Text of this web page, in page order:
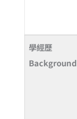
學經歷
Background